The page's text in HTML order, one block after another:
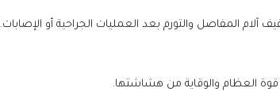
المفاصل والتورم بعد العمليات الجراحية أو الإصابات.
العظام والوقاية من هشاشتها.